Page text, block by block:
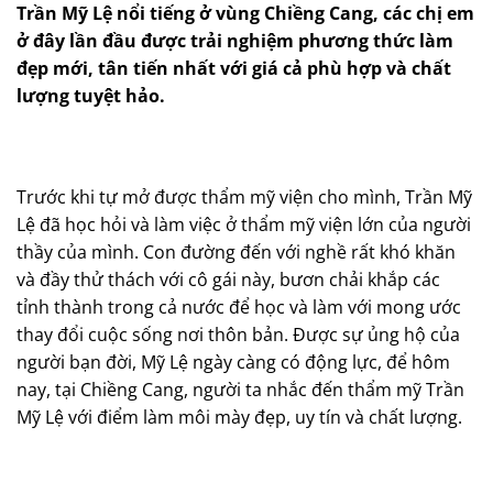
Trần Mỹ Lệ nổi tiếng ở vùng Chiềng Cang, các chị em
ở đây lần đầu được trải nghiệm phương thức làm
đẹp mới, tân tiến nhất với giá cả phù hợp và chất
lượng tuyệt hảo.
Trước khi tự mở được thẩm mỹ viện cho mình, Trần Mỹ
Lệ đã học hỏi và làm việc ở thẩm mỹ viện lớn của người
thầy của mình. Con đường đến với nghề rất khó khăn
và đầy thử thách với cô gái này, bươn chải khắp các
tỉnh thành trong cả nước để học và làm với mong ước
thay đổi cuộc sống nơi thôn bản. Được sự ủng hộ của
người bạn đời, Mỹ Lệ ngày càng có động lực, để hôm
nay, tại Chiềng Cang, người ta nhắc đến thẩm mỹ Trần
Mỹ Lệ với điểm làm môi mày đẹp, uy tín và chất lượng.